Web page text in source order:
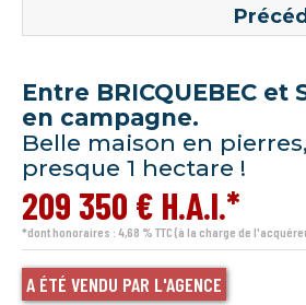
Entre BRICQUEBEC et
en campagne.
Belle maison en
presque 1 hectare !
209 350 € H.A.I.*
*dont honoraires : 4,68 % TTC (à la charge de
A ÉTÉ VENDU PAR L'AGENCE